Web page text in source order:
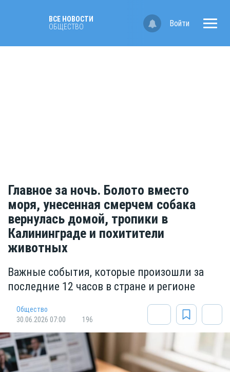
ВСЕ НОВОСТИ
ОБЩЕСТВО
Войти
Главное за ночь. Болото вместо
моря, унесенная смерчем собака
вернулась домой, тропики в
Калининграде и похитители
животных
Важные события, которые произошли за
последние 12 часов в стране и регионе
Общество
30.06.2026 07:00
196